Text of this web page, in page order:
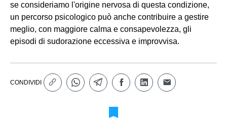
se consideriamo l'origine nervosa di questa condizione,
un percorso psicologico può anche contribuire a gestire
meglio, con maggiore calma e consapevolezza, gli
episodi di sudorazione eccessiva e improvvisa.
CONDIVIDI